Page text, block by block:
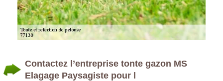
Contactez l’entreprise tonte gazon MS
Elagage Paysagiste pour l